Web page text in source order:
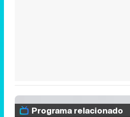
Programa relacionado